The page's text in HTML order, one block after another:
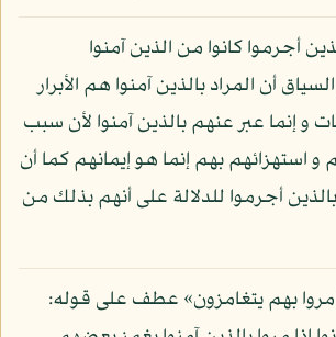
أجرموا كانوا من الذين آمنوا
أن المراد بالذين آمنوا هم الأبرار
و إنما عبر عنهم بالذين آمنوا لأن سبب
استهزائهم بهم إنما هو إيمانهم كما أن
أجرموا للدلالة على أنهم بذلك من
مروا بهم يتغامزون» عطف على قوله: